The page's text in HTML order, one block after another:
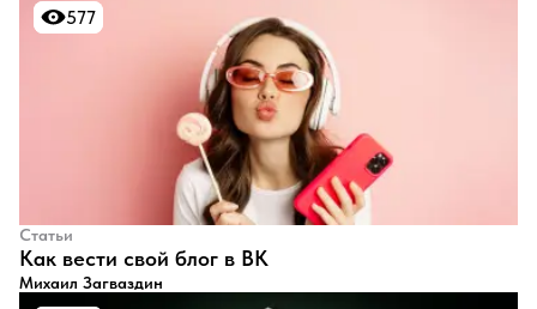
577
577
Статьи
​Как вести свой блог в ВК
Михаил Загваздин